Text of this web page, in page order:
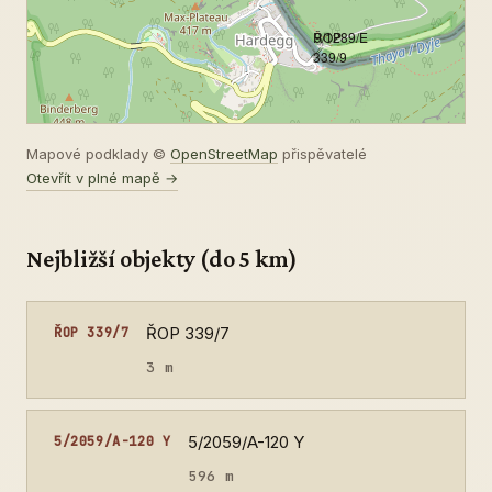
ŘOP
339/9
9/1289/E
Mapové podklady © OpenStreetMap přispěvatelé
Otevřít v plné mapě →
Nejbližší objekty (do 5 km)
ŘOP 339/7 ŘOP 339/7
3 m
5/2059/A-120 Y 5/2059/A-120 Y
596 m